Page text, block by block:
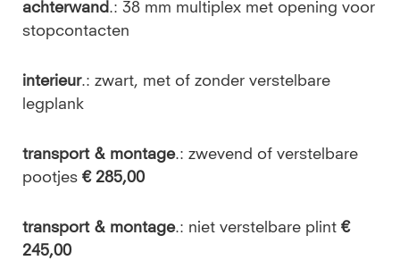
achterwand.: 38 mm multiplex met opening voor
stopcontacten
interieur.: zwart, met of zonder verstelbare
legplank
transport & montage.: zwevend of verstelbare
pootjes € 285,00
transport & montage.: niet verstelbare plint €
245,00